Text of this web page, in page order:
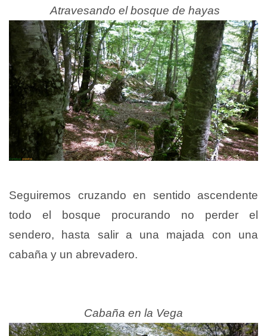
Atravesando el bosque de hayas
Seguiremos cruzando en sentido ascendente
todo el bosque procurando no perder el
sendero, hasta salir a una majada con una
cabaña y un abrevadero.
Cabaña en la Vega